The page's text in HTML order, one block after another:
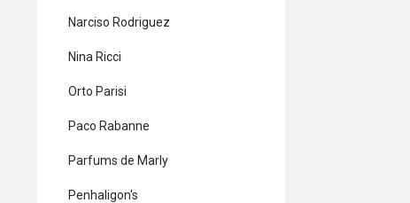
Narciso Rodriguez
Nina Ricci
Orto Parisi
Paco Rabanne
Parfums de Marly
Penhaligon's